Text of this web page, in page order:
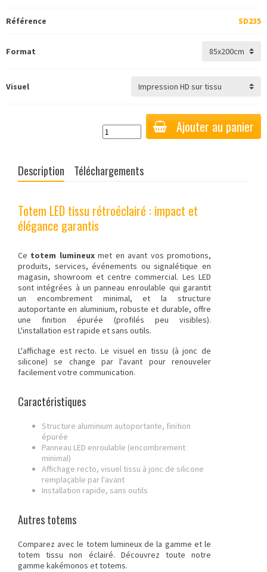
Référence SD235
Format
Visuel
Ajouter au panier
Description Téléchargements
Totem LED tissu rétroéclairé : impact et
élégance garantis
Ce totem lumineuxmet en avant vos promotions,
produits, services, événements ou signalétique en
magasin, showroom et centre commercial. Les LED
sont intégrées à un panneau enroulable qui garantit
un encombrement minimal, et la structure
autoportante en aluminium, robuste et durable, offre
une finition épurée (profilés peu visibles).
L'installation est rapide et sans outils.
L'affichage est recto. Le visuel en tissu (à jonc de
silicone) se change par l'avant pour renouveler
facilement votre communication.
Caractéristiques
Structure aluminium autoportante, finition
épurée
Panneau LED enroulable (encombrement
minimal)
Affichage recto, visuel tissu à jonc de silicone
remplaçable par l'avant
Installation rapide, sans outils
Autres totems
Comparez avec le totem lumineuxde la gamme et le
totem tissu non éclairé. Découvrez toute notre
gamme kakémonos et totems.